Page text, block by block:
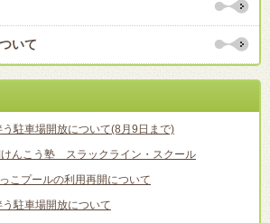
いて
う駐車場開放について(8月9日まで)
けんこう塾 スラックライン・スクール
こプールの利用再開について
う駐車場開放について